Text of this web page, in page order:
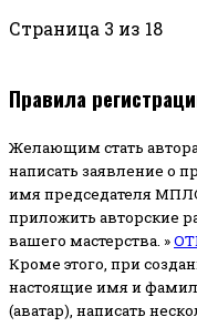
Страница 3 из 18
Правила
Желающим стать
написать заявление о
имя председателя
приложить авторские
вашего мастерства. »
Кроме этого, при
настоящие имя и
(аватар), написать